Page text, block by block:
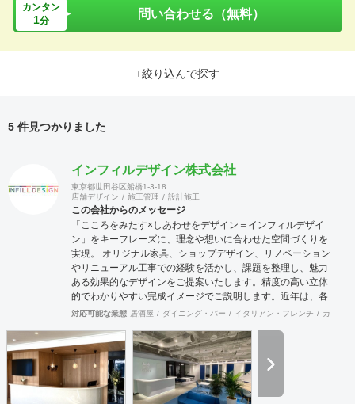
カンタン
1分 問い合わせる（無料）
+絞り込んで探す
5 件見つかりました
インフィルデザイン株式会社
東京都世田谷区船橋1-3-18
店舗デザイン
施工管理 設計施工
この会社からのメッセージ
「こころをみたす×しあわせをデザイン＝インフィルデザイ
ン」をキーフレーズに、理念や想いに合わせた空間づくりを
実現。 オリジナル家具、ショップデザイン、リノベーション
やリニューアル工事での経験を活かし、課題を整理し、魅力
ある効果的なデザインをご提案いたします。精度の高い立体
的でわかりやすい完成イメージでご説明します。近年は、各
地域の自治体様からエリア全体の構想や空き施設の有効利用
をいただいています。 連携スタッフには経験豊富な一級建築
士もおりますので、立地に合わせた集客できる施設・店舗づ
くりを事業構想から、デザイン・設計・工事監理までサポー
トさせていただきます。
対応可能な業態 居酒屋 ダイニング・バー イタリアン・フレンチ カフェ